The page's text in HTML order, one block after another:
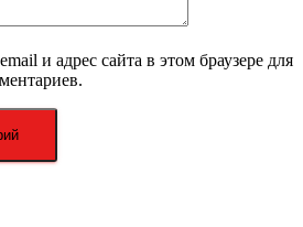
и адрес сайта в этом браузере для